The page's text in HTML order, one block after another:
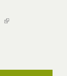
(link is external)